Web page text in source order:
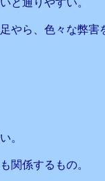
と通りやすい。
やら、色々な弊害
。
関係するもの。